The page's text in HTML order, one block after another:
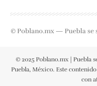
© Poblano.mx — Puebla se
© 2025 Poblano.mx | Puebla
Puebla, México. Este
con